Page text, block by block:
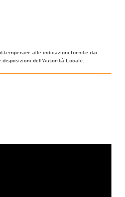
alle indicazioni fornite dai
dell’Autorità Locale.